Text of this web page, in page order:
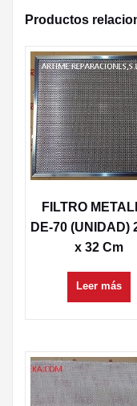
Productos
FILTRO
DE-70 (UNIDAD)
x 32 Cm
Leer más